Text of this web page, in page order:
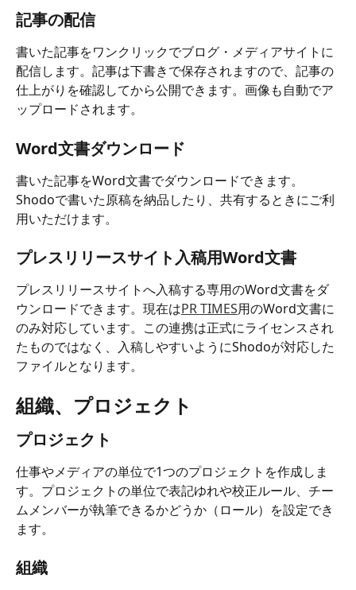
記事の配信
書いた記事をワンクリックでブログ・メディアサイトに
配信します。記事は下書きで保存されますので、記事の
仕上がりを確認してから公開できます。画像も自動でア
ップロードされます。
Word文書ダウンロード
書いた記事をWord文書でダウンロードできます。
Shodoで書いた原稿を納品したり、共有するときにご利
用いただけます。
プレスリリースサイト入稿用Word文書
プレスリリースサイトへ入稿する専用のWord文書をダ
ウンロードできます。現在はPR TIMES用のWord文書に
のみ対応しています。この連携は正式にライセンスされ
たものではなく、入稿しやすいようにShodoが対応した
ファイルとなります。
組織、プロジェクト
プロジェクト
仕事やメディアの単位で1つのプロジェクトを作成しま
す。プロジェクトの単位で表記ゆれや校正ルール、チー
ムメンバーが執筆できるかどうか（ロール）を設定でき
ます。
組織